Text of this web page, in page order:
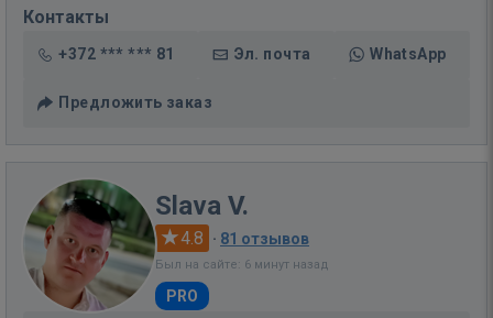
Контакты
+372 *** *** 81 Эл. почта WhatsApp
Предложить заказ
Slava V.
4.8 · 81 отзывов
Был на сайте: 6 минут назад
PRO